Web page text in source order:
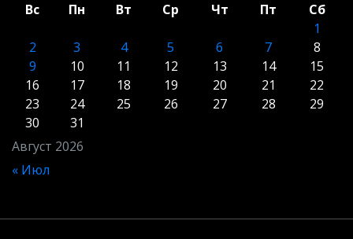
Август 2026
Вс Пн Вт Ср Чт Пт
Сб
1
2
3 4 5 6 7
8
9
10 11 12 13 14
15
16
17 18 19 20 21
22
23
24 25 26 27 28
29
30
31
« Июл